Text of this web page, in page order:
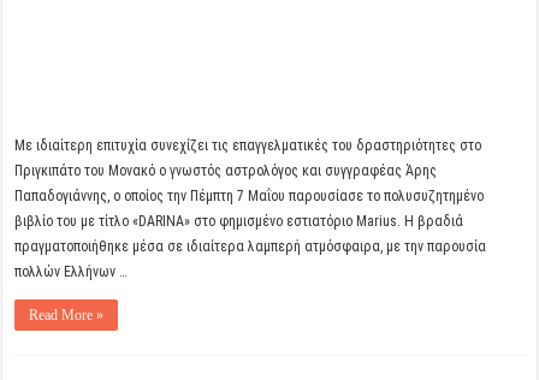
Με ιδιαίτερη επιτυχία συνεχίζει τις επαγγελματικές του δραστηριότητες στο
Πριγκιπάτο του Μονακό ο γνωστός αστρολόγος και συγγραφέας Άρης
Παπαδογιάννης, ο οποίος την Πέμπτη 7 Μαΐου παρουσίασε το πολυσυζητημένο
βιβλίο του με τίτλο «DARINA» στο φημισμένο εστιατόριο Marius. Η βραδιά
πραγματοποιήθηκε μέσα σε ιδιαίτερα λαμπερή ατμόσφαιρα, με την παρουσία
πολλών Ελλήνων …
Read More »